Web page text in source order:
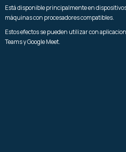
Está disponible principalmente en
máquinas con procesadores compatibles.
Estos efectos se pueden utilizar con
Teams y Google Meet.